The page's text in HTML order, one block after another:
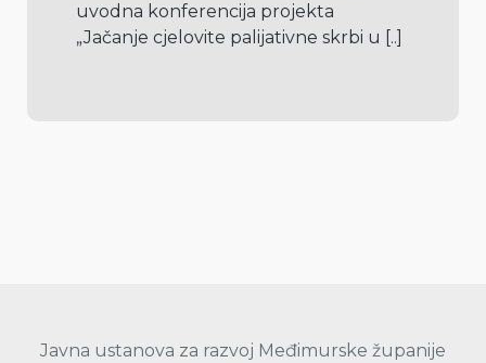
uvodna konferencija projekta
„Jačanje cjelovite palijativne skrbi u [..]
Javna ustanova za razvoj Međimurske županije